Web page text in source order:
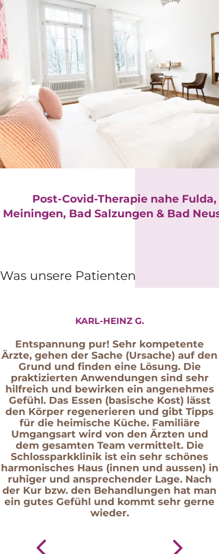
Post-Covid-Therapie nahe Fulda,
Meiningen, Bad Salzungen & Bad
Was unsere Patienten sagen
KARL-HEINZ G.
Entspannung pur! Sehr kompetente
Ärzte, gehen der Sache (Ursache) auf den
Grund und finden eine Lösung. Die
praktizierten Anwendungen sind sehr
hilfreich und bewirken ein angenehmes
Gefühl. Das Essen (basische Kost) lässt
den Körper regenerieren und gibt Tipps
für die heimische Küche. Familiäre
Umgangsart wird von den Ärzten und
dem gesamten Team vermittelt. Die
Schlossparkklinik ist ein sehr schönes
harmonisches Haus (innen und aussen) in
ruhiger und ansprechender Lage. Nach
der Kur bzw. den Behandlungen hat man
ein gutes Gefühl und kommt sehr gerne
wieder.